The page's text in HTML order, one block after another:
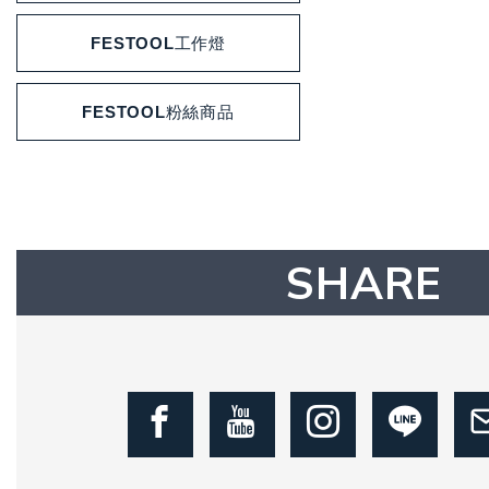
FESTOOL工作燈
FESTOOL粉絲商品
SHARE